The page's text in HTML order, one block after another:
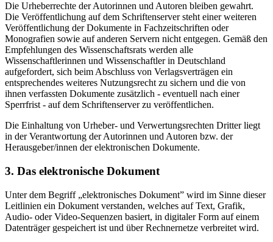
Die Urheberrechte der Autorinnen und Autoren bleiben gewahrt.
Die Veröffentlichung auf dem Schriftenserver steht einer weiteren
Veröffentlichung der Dokumente in Fachzeitschriften oder
Monografien sowie auf anderen Servern nicht entgegen. Gemäß den
Empfehlungen des Wissenschaftsrats werden alle
Wissenschaftlerinnen und Wissenschaftler in Deutschland
aufgefordert, sich beim Abschluss von Verlagsverträgen ein
entsprechendes weiteres Nutzungsrecht zu sichern und die von
ihnen verfassten Dokumente zusätzlich - eventuell nach einer
Sperrfrist - auf dem Schriftenserver zu veröffentlichen.
Die Einhaltung von Urheber- und Verwertungsrechten Dritter liegt
in der Verantwortung der Autorinnen und Autoren bzw. der
Herausgeber/innen der elektronischen Dokumente.
3. Das elektronische Dokument
Unter dem Begriff „elektronisches Dokument” wird im Sinne dieser
Leitlinien ein Dokument verstanden, welches auf Text, Grafik,
Audio- oder Video-Sequenzen basiert, in digitaler Form auf einem
Datenträger gespeichert ist und über Rechnernetze verbreitet wird.